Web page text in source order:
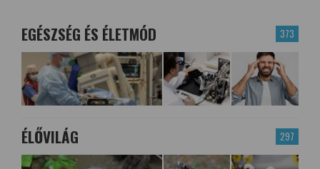
373
EGÉSZSÉG ÉS ÉLETMÓD
297
ÉLŐVILÁG